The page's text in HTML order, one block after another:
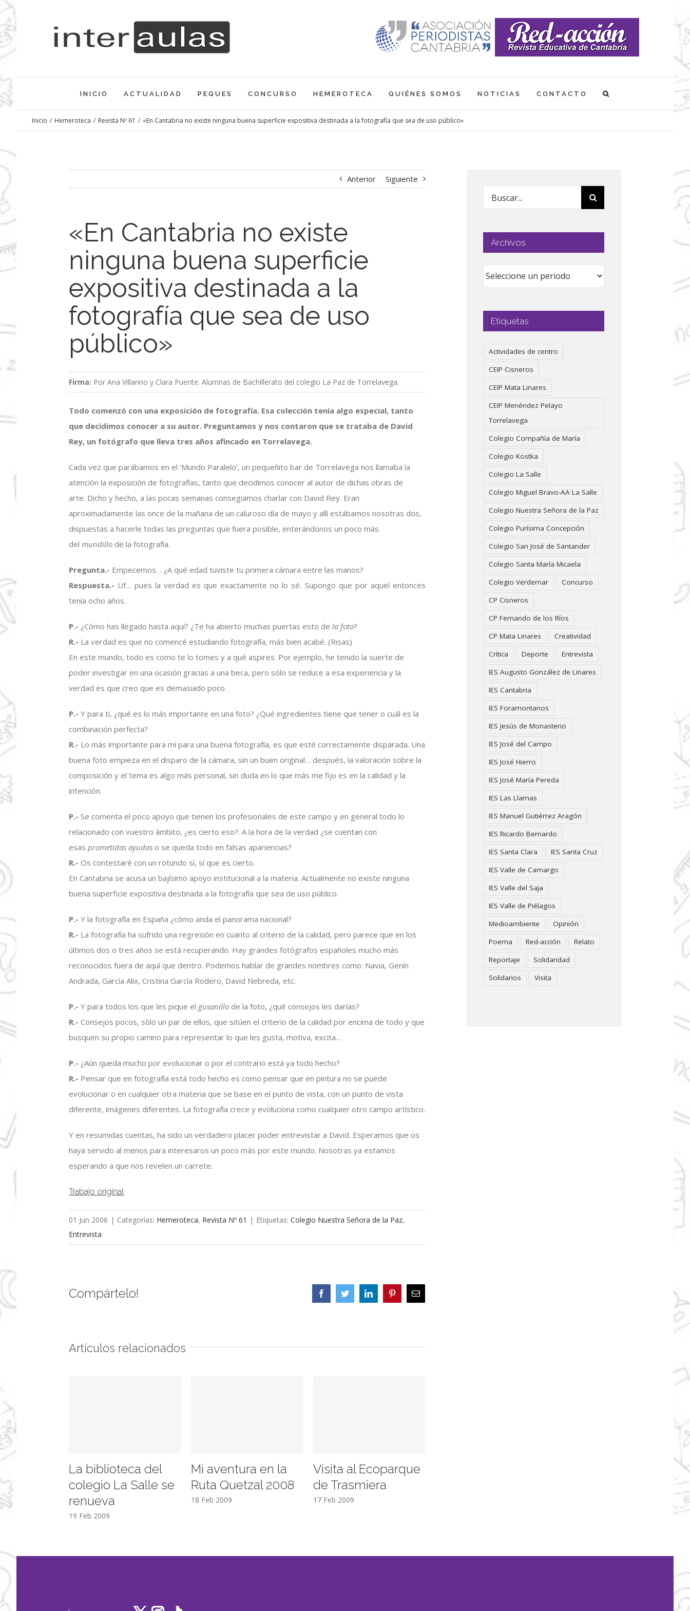
Saltar
al
contenido
INICIO ACTUALIDAD PEQUES CONCURSO HEMEROTECA QUIÉNES SOMOS NOTICIAS CONTACTO
Inicio / Hemeroteca / Revista Nº 61 / «En Cantabria no existe ninguna buena superficie expositiva destinada a la fotografía que sea de uso público»
Anterior Siguiente
«En Cantabria no existe
ninguna buena superficie
expositiva destinada a la
fotografía que sea de uso
público»
Firma: Por Ana Villarino y Clara Puente. Alumnas de Bachillerato del colegio La Paz de Torrelavega.
Todo comenzó con una exposición de fotografía. Esa colección tenía algo especial, tanto
que decidimos conocer a su autor. Preguntamos y nos contaron que se trataba de David
Rey, un fotógrafo que lleva tres años afincado en Torrelavega.
Cada vez que parábamos en el ‘Mundo Paralelo’, un pequeñito bar de Torrelavega nos llamaba la
atención la exposición de fotografías, tanto que decidimos conocer al autor de dichas obras de
arte. Dicho y hecho, a las pocas semanas conseguimos charlar con David Rey. Eran
aproximadamente las once de la mañana de un caluroso día de mayo y allí estábamos nosotras dos,
dispuestas a hacerle todas las preguntas que fuera posible, enterándonos un poco más
delmundillo de la fotografía.
Pregunta.- Empecemos… ¿A qué edad tuviste tu primera cámara entre las manos?
Respuesta.- Uf… pues la verdad es que exactamente no lo sé. Supongo que por aquel entonces
tenía ocho años.
P.- ¿Cómo has llegado hasta aquí? ¿Te ha abierto muchas puertas esto dela foto?
R.- La verdad es que no comencé estudiando fotografía, más bien acabé. (Risas)
En este mundo, todo es como te lo tomes y a qué aspires. Por ejemplo, he tenido la suerte de
poder investigar en una ocasión gracias a una beca, pero sólo se reduce a esa experiencia y la
verdad es que creo que es demasiado poco.
P.- Y para ti, ¿qué es lo más importante en una foto? ¿Qué ingredientes tiene que tener o cuál es la
combinación perfecta?
R.- Lo más importante para mí para una buena fotografía, es que esté correctamente disparada. Una
buena foto empieza en el disparo de la cámara, sin un buen original… después, la valoración sobre la
composición y el tema es algo más personal, sin duda en lo que más me fijo es en la calidad y la
intención.
P.- Se comenta el poco apoyo que tienen los profesionales de este campo y en general todo lo
relacionado con vuestro ámbito, ¿es cierto eso?. A la hora de la verdad ¿se cuentan con
esasprometidas ayudas o se queda todo en falsas apariencias?
R.-Os contestaré con un rotundo sí, sí que es cierto.
En Cantabria se acusa un bajísimo apoyo institucional a la materia. Actualmente no existe ninguna
buena superficie expositiva destinada a la fotografía que sea de uso público.
P.- Y la fotografía en España ¿cómo anda el panorama nacional?
R.- La fotografía ha sufrido una regresión en cuanto al criterio de la calidad, pero parece que en los
últimos dos o tres años se está recuperando. Hay grandes fotógrafos españoles mucho más
reconocidos fuera de aquí que dentro. Podemos hablar de grandes nombres como: Navia, Genín
Andrada, García Alix, Cristina García Rodero, David Nebreda, etc.
P.- Y para todos los que les pique el gusanillo de la foto, ¿qué consejos les darías?
R.-Consejos pocos, sólo un par de ellos, que sitúen el criterio de la calidad por encima de todo y que
busquen su propio camino para representar lo que les gusta, motiva, excita…
P.- ¿Aún queda mucho por evolucionar o por el contrario está ya todo hecho?
R.- Pensar que en fotografía está todo hecho es como pensar que en pintura no se puede
evolucionar o en cualquier otra materia que se base en el punto de vista, con un punto de vista
diferente, imágenes diferentes. La fotografía crece y evoluciona como cualquier otro campo artístico.
Y en resumidas cuentas, ha sido un verdadero placer poder entrevistar a David. Esperamos que os
haya servido al menos para interesaros un poco más por este mundo. Nosotras ya estamos
esperando a que nos revelen un carrete.
Trabajo original
01 Jun 2006 | Categorías: Hemeroteca, Revista Nº 61 | Etiquetas:Colegio Nuestra Señora de la Paz,
Entrevista
Compártelo! FacebookTwitterLinkedIn PinterestCorreo
electrónico
Artículos relacionados
La biblioteca del
colegio La Salle se
renueva
19 Feb 2009
Mi aventura en la
Ruta Quetzal 2008
18 Feb 2009
Visita al Ecoparque
de Trasmiera
17 Feb 2009
Buscar:
Archivos
Etiquetas
Actividades de centro
CEIP Cisneros
CEIP Mata Linares
CEIP Menéndez Pelayo
Torrelavega
Colegio Compañía de María
Colegio Kostka
Colegio La Salle
Colegio Miguel Bravo-AA La Salle
Colegio Nuestra Señora de la Paz
Colegio Purísima Concepción
Colegio San José de Santander
Colegio Santa María Micaela
Colegio Verdemar
Concurso
CP Cisneros
CP Fernando de los Ríos
CP Mata Linares
Creatividad
Crítica
Deporte
Entrevista
IES Augusto González de Linares
IES Cantabria
IES Foramontanos
IES Jesús de Monasterio
IES José del Campo
IES José Hierro
IES José María Pereda
IES Las Llamas
IES Manuel Gutiérrez Aragón
IES Ricardo Bernardo
IES Santa Clara
IES Santa Cruz
IES Valle de Camargo
IES Valle del Saja
IES Valle de Piélagos
Medioambiente
Opinión
Poema
Red-acción
Relato
Reportaje
Solidaridad
Solidarios
Visita